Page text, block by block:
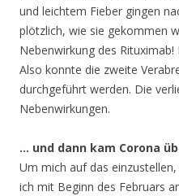
und leichtem Fieber gingen
plötzlich, wie sie gekommen
Nebenwirkung des
Also konnte die zweite
durchgeführt werden. Die
Nebenwirkungen.
… und dann kam Corona
Um mich auf das
ich mit Beginn des Februars